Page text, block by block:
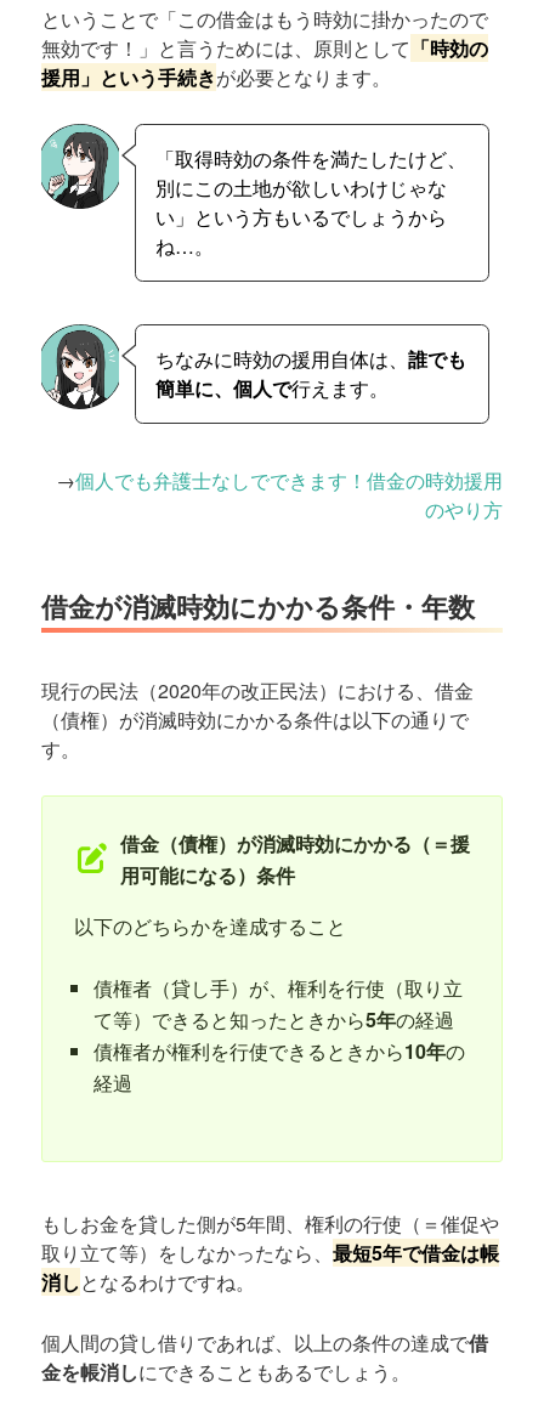
ということで「この借金はもう時効に掛かったので
無効です！」と言うためには、原則として 「時効の
援用」という手続きが必要となります。
「取得時効の条件を満たしたけど、
別にこの土地が欲しいわけじゃな
い」という方もいるでしょうから
ね…。
ちなみに時効の援用自体は、 誰でも
簡単に、個人で行えます。
→個人でも弁護士なしでできます！借金の時効援用
のやり方
借金が消滅時効にかかる条件・年数
現行の民法（2020年の改正民法）における、借金
（債権）が消滅時効にかかる条件は以下の通りで
す。
借金（債権）が消滅時効にかかる（＝援
用可能になる）条件
以下のどちらかを達成すること
債権者（貸し手）が、権利を行使（取り立
て等）できると知ったときから5年の経過
債権者が権利を行使できるときから10年の
経過
もしお金を貸した側が5年間、権利の行使（＝催促や
取り立て等）をしなかったなら、最短5年で借金は帳
消しとなるわけですね。
個人間の貸し借りであれば、以上の条件の達成で借
金を帳消しにできることもあるでしょう。